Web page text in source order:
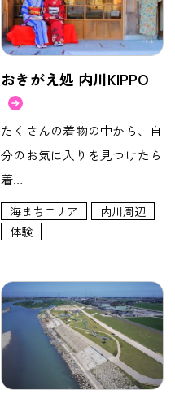
おきがえ処 内川KIPPO
たくさんの着物の中から、自
分のお気に入りを見つけたら
着…
海まちエリア
内川周辺
体験